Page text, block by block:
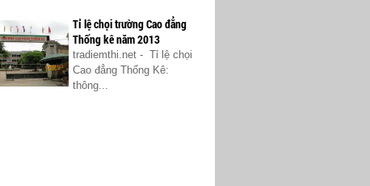
Tỉ lệ chọi trường Cao đẳng
Thống kê năm 2013
tradiemthi.net - Tỉ lệ chọi
Cao đẳng Thống Kê:
thông...